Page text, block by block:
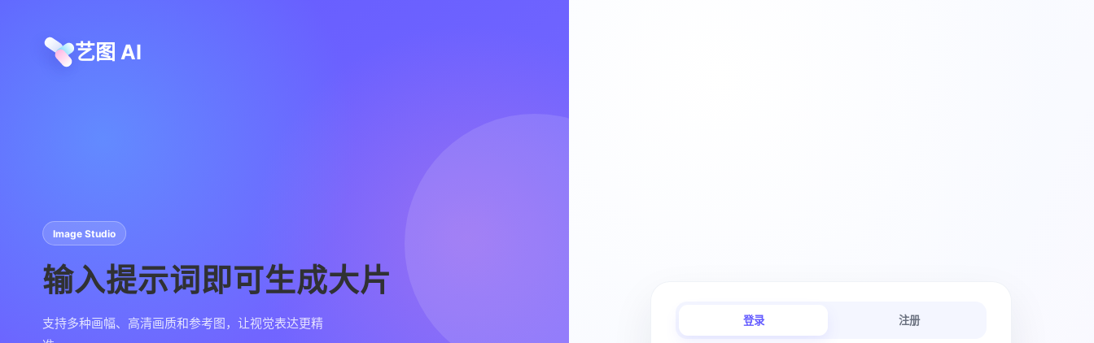
艺图 AI
Image Studio
输入提示词即可生成大片
支持多种画幅、高清画质和参考图，让视觉表达更精
从脚本、分镜到视频生成，保持创作链路连贯顺畅。
登录 注册